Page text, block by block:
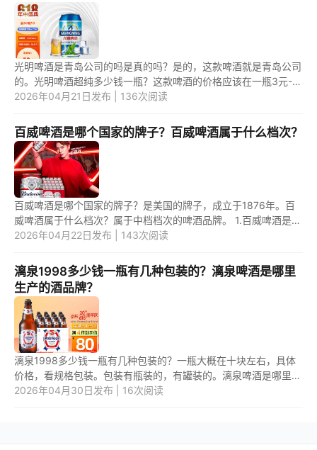
光明啤酒是青岛公司的吗是真的吗？是的，这款啤酒就是青岛公司
的。光明啤酒超纯多少钱一瓶？这款啤酒的价格应该在一瓶3元--5
元。 1.光明啤酒是青岛公司的吗是真的吗？ 光明啤酒就是青岛公
2026年04月21日发布 | 136次阅读
百威啤酒是哪个国家的牌子？百威啤酒属于什么档次？
百威啤酒是哪个国家的牌子？是美国的牌子，成立于1876年。百
威啤酒属于什么档次？属于中档档次的啤酒品牌。 1.百威啤酒是哪
个国家的牌子？ 百威啤酒是美国的牌子，于1876年成立。1995年
2026年04月22日发布 | 143次阅读
漓泉1998多少钱一瓶有几种包装的？漓泉啤酒是哪里
生产的酒品牌？
漓泉1998多少钱一瓶有几种包装的？一瓶大概在十块左右，具体
价格，看规格包装。包装有瓶装的，有罐装的。漓泉啤酒是哪里生
产的酒品牌？是广西桂林生产的啤酒品牌。 1.漓泉1998多少钱一
2026年04月30日发布 | 16次阅读